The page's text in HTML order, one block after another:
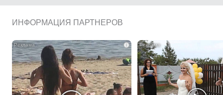
ИНФОРМАЦИЯ ПАРТНЕРОВ
i